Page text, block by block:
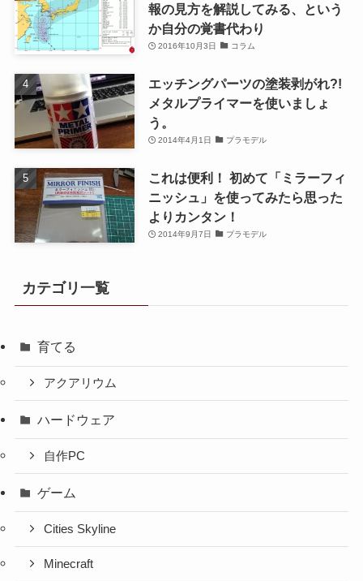
報の見方を解説してみる、という
か自分の覚書代わり
2016年10月3日 コラム
エッチングパーツの塗装剥がれ?!
メタルプライマーを使いましょ
う。
2014年4月1日 プラモデル
これは便利！ 初めて「ミラーフィ
ニッシュ」を使ってみたら思った
よりカンタン！
2014年9月7日 プラモデル
カテゴリ一覧
育てる
アクアリウム
ハードウェア
自作PC
ゲーム
Cities Skyline
Minecraft